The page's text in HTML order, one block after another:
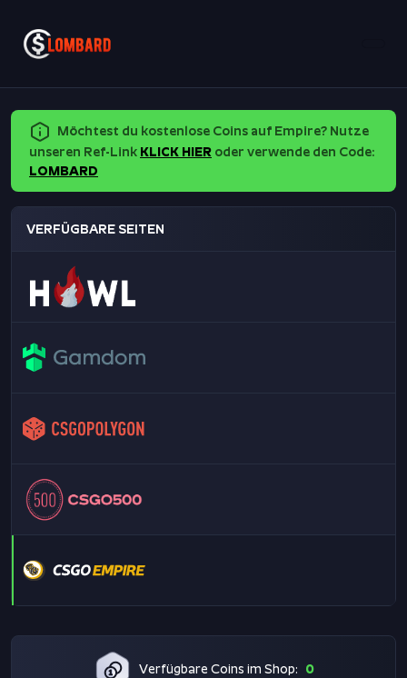
Möchtest du kostenlose Coins auf Empire? Nutze
unseren Ref-Link KLICK HIER oder verwende den Code:
LOMBARD
VERFÜGBARE SEITEN
Verfügbare Coins im Shop: 0